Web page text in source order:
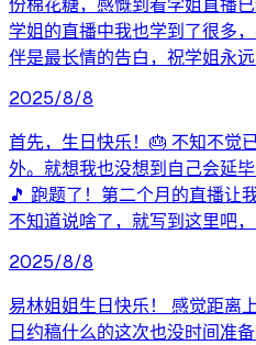
份棉花糖，感慨到看学姐直播
学姐的直播中我也学到了很多
伴是最长情的告白，祝学姐永远
2025/8/8
首先，生日快乐！🎂 不知不觉
外。就想我也没想到自己会延
🎵 跑题了！第二个月的直播让
不知道说啥了，就写到这里吧
2025/8/8
易林姐姐生日快乐！ 感觉距离
日约稿什么的这次也没时间准